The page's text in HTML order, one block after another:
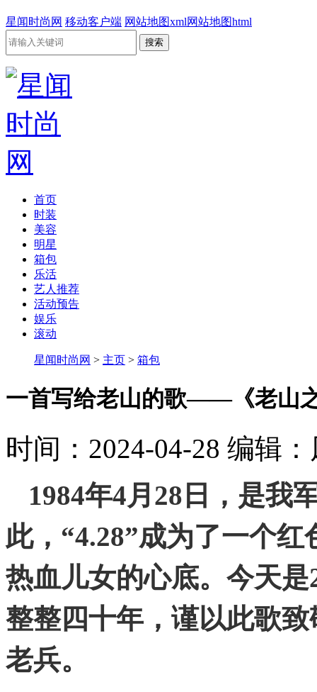
星闻时尚网 移动客户端 网站地图xml网站地图html
首页
时装
美容
明星
箱包
乐活
艺人推荐
活动预告
娱乐
滚动
星闻时尚网 > 主页 > 箱包
一首写给老山的歌——《老山
时间：2024-04-28 编辑
1984年4月 28 日，是我
此，“4.28”成为了一个红
热血儿女的心底。今天是
整整四十年，谨以此歌
老兵。